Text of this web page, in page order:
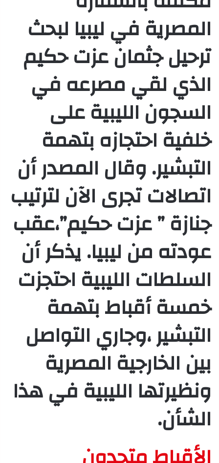
المصرية في ليبيا لبحث
ترحيل جثمان عزت حكيم
الذي لقي مصرعه في
السجون الليبية على
خلفية احتجازه بتهمة
التبشير. وقال المصدر أن
اتصالات تجرى الآن لترتيب
جنازة ” عزت حكيم”،عقب
عودته من ليبيا. يذكر أن
السلطات الليبية احتجزت
خمسة أقباط بتهمة
التبشير ،وجاري التواصل
بين الخارجية المصرية
ونظيرتها الليبية في هذا
الشأن.